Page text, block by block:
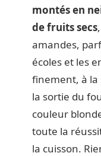
montés en
de fruits secs
amandes,
écoles et les
finement, à la
la sortie du
couleur
toute la
la cuisson.